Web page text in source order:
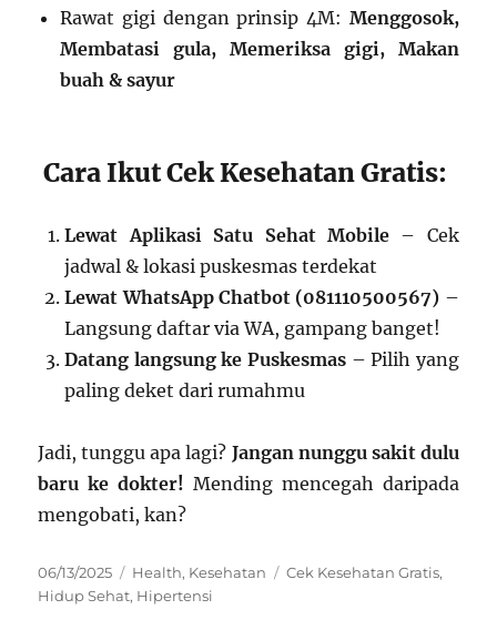
Rawat gigi dengan prinsip 4M: Menggosok,
Membatasi gula, Memeriksa gigi, Makan
buah & sayur
Cara Ikut Cek Kesehatan Gratis:
Lewat Aplikasi Satu Sehat Mobile– Cek
jadwal & lokasi puskesmas terdekat
Lewat WhatsApp Chatbot (081110500567) –
Langsung daftar via WA, gampang banget!
Datang langsung ke Puskesmas – Pilih yang
paling deket dari rumahmu
Jadi, tunggu apa lagi? Jangan nunggu sakit dulu
baru ke dokter! Mending mencegah daripada
mengobati, kan?
Posted
on
06/13/2025 Categories
Health, Kesehatan Tags
Cek Kesehatan Gratis,
Hidup Sehat, Hipertensi